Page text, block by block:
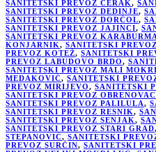
SANITETSKI PREVOZ CERAK,
SANITETSKI PREVOZ DEDINJE,
SANITETSKI PREVOZ DORĆOL,
SANITETSKI PREVOZ JAJINCI,
SANITETSKI PREVOZ
KONJARNIK, SANITETSKI
PREVOZ KOTEŽ, SANITETSKI
PREVOZ LABUDOVO BRDO,
SANITETSKI PREVOZ MALI
MEDAKOVIĆ, SANITETSKI
PREVOZ MIRIJEVO, SANITETSKI
SANITETSKI PREVOZ OBRENOVAC
SANITETSKI PREVOZ PALILULA,
SANITETSKI PREVOZ RESNIK,
SANITETSKI PREVOZ SENJAK,
SANITETSKI PREVOZ STARI GRAD,
STEPANOVIĆ, SANITETSKI
PREVOZ SURČIN, SANITETSKI